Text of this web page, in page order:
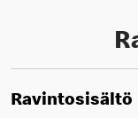
Ravintosisältö